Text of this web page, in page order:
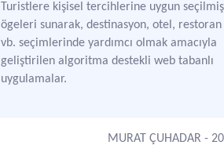
Turistlere kişisel tercihlerine uygun seçilmiş
ögeleri sunarak, destinasyon, otel, restoran
vb. seçimlerinde yardımcı olmak amacıyla
geliştirilen algoritma destekli web tabanlı
uygulamalar.
MURAT ÇUHADAR -